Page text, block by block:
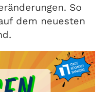
So
dem neuesten